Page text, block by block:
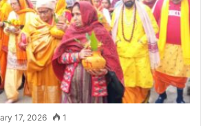
17, 2026 1